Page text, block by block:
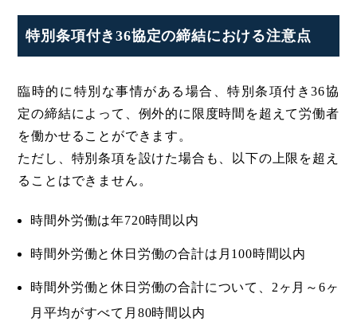
特別条項付き36協定の締結における注意点
臨時的に特別な事情がある場合、特別条項付き36協
定の締結によって、例外的に限度時間を超えて労働者
を働かせることができます。
ただし、特別条項を設けた場合も、以下の上限を超え
ることはできません。
時間外労働は年720時間以内
時間外労働と休日労働の合計は月100時間以内
時間外労働と休日労働の合計について、2ヶ月～6ヶ
月平均がすべて月80時間以内